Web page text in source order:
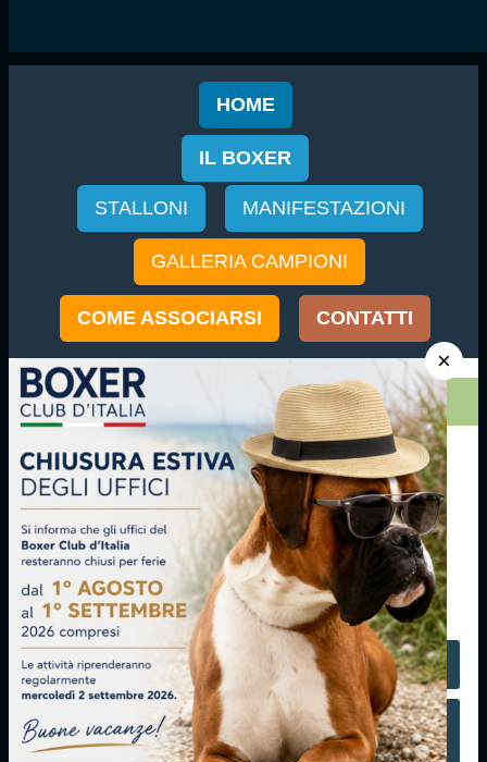
HOME
IL BOXER
STALLONI MANIFESTAZIONI
GALLERIA CAMPIONI
COME ASSOCIARSI CONTATTI
×
Home « FAQ
BOXER CLUB D'ITALIA
Domande frequenti
Che tipo di carattere ha il Boxer?
Quali sono i nostri suggerimenti per la
scelta del cucciolo Boxer?